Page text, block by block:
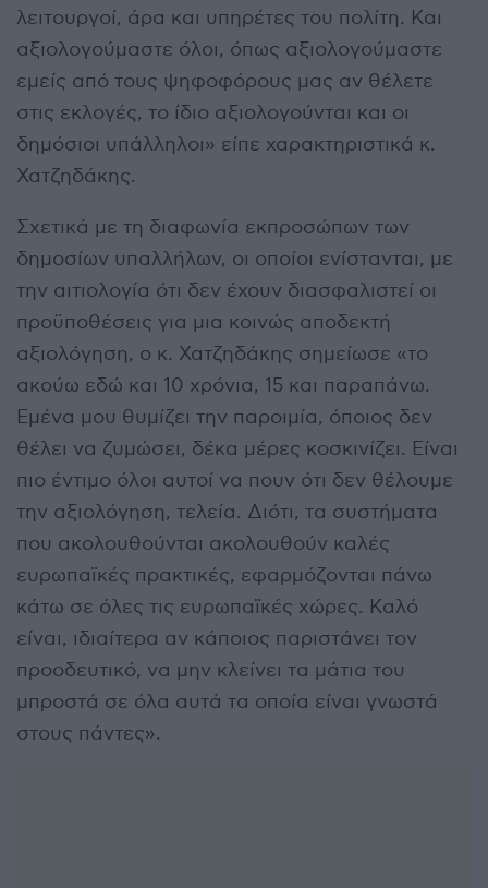
λειτουργοί, άρα και υπηρέτες του πολίτη. Και
αξιολογούμαστε όλοι, όπως αξιολογούμαστε
εμείς από τους ψηφοφόρους μας αν θέλετε
στις εκλογές, το ίδιο αξιολογούνται και οι
δημόσιοι υπάλληλοι» είπε χαρακτηριστικά κ.
Χατζηδάκης.
Σχετικά με τη διαφωνία εκπροσώπων των
δημοσίων υπαλλήλων, οι οποίοι ενίστανται, με
την αιτιολογία ότι δεν έχουν διασφαλιστεί οι
προϋποθέσεις για μια κοινώς αποδεκτή
αξιολόγηση, ο κ. Χατζηδάκης σημείωσε «το
ακούω εδώ και 10 χρόνια, 15 και παραπάνω.
Εμένα μου θυμίζει την παροιμία, όποιος δεν
θέλει να ζυμώσει, δέκα μέρες κοσκινίζει. Είναι
πιο έντιμο όλοι αυτοί να πουν ότι δεν θέλουμε
την αξιολόγηση, τελεία. Διότι, τα συστήματα
που ακολουθούνται ακολουθούν καλές
ευρωπαϊκές πρακτικές, εφαρμόζονται πάνω
κάτω σε όλες τις ευρωπαϊκές χώρες. Καλό
είναι, ιδιαίτερα αν κάποιος παριστάνει τον
προοδευτικό, να μην κλείνει τα μάτια του
μπροστά σε όλα αυτά τα οποία είναι γνωστά
στους πάντες».